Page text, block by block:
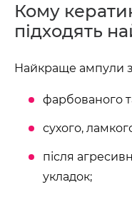
Кому
підходять
Найкраще ампули
фарбованого
сухого,
після
укладок;